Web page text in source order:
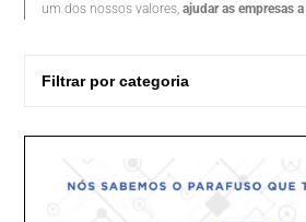
um dos nossos valores,ajudar as empresas
Filtrar por categoria